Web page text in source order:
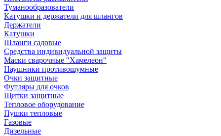
Туманообразователи
Катушки и держатели для шлангов
Держатели
Катушки
Шланги садовые
Средства индивидуальной защиты
Маски сварочные "Хамелеон"
Наушники противошумные
Очки защитные
Футляры для очков
Щитки защитные
Тепловое оборудование
Пушки тепловые
Газовые
Дизельные